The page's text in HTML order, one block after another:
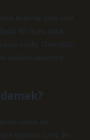
ticari bir ürün satın
bir fiyata nakit
vardır. Genellikle
endişesi nedeniyle
olarak da
işlemleri içerir. Bu